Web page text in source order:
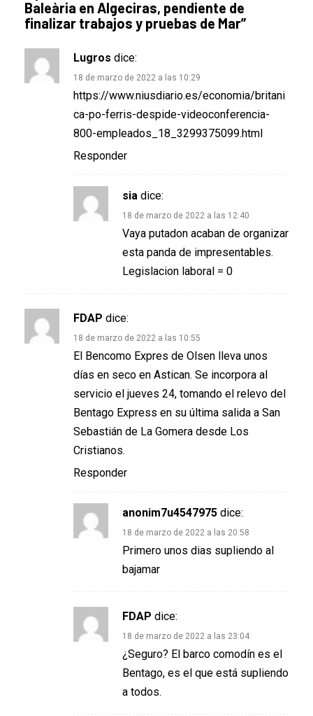
Baleària en Algeciras, pendiente de
finalizar trabajos y pruebas de Mar”
Lugros dice:
18 de marzo de 2022 a las 10:29
https://www.niusdiario.es/economia/britani
ca-po-ferris-despide-videoconferencia-
800-empleados_18_3299375099.html
Responder
sia dice:
18 de marzo de 2022 a las 12:40
Vaya putadon acaban de organizar
esta panda de impresentables.
Legislacion laboral = 0
FDAP dice:
18 de marzo de 2022 a las 10:55
El Bencomo Expres de Olsen lleva unos
días en seco en Astican. Se incorpora al
servicio el jueves 24, tomando el relevo del
Bentago Express en su última salida a San
Sebastián de La Gomera desde Los
Cristianos.
Responder
anonim7u4547975 dice:
18 de marzo de 2022 a las 20:58
Primero unos dias supliendo al
bajamar
FDAP dice:
18 de marzo de 2022 a las 23:04
¿Seguro? El barco comodín es el
Bentago, es el que está supliendo
a todos.